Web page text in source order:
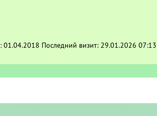
01.04.2018 Последний визит: 29.01.2026